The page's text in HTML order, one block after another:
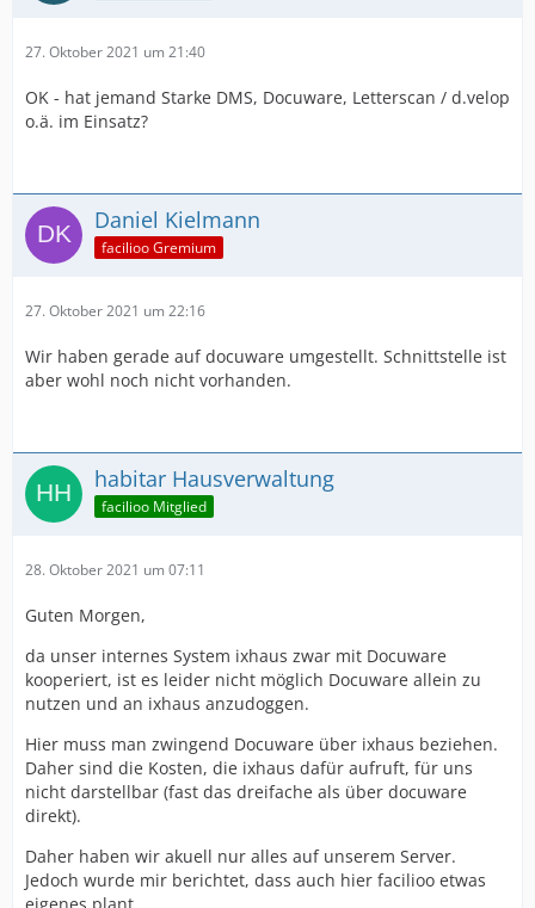
27. Oktober 2021 um 21:40
OK - hat jemand Starke DMS, Docuware, Letterscan / d.velop
o.ä. im Einsatz?
Daniel Kielmann
facilioo Gremium
27. Oktober 2021 um 22:16
Wir haben gerade auf docuware umgestellt. Schnittstelle ist
aber wohl noch nicht vorhanden.
habitar Hausverwaltung
facilioo Mitglied
28. Oktober 2021 um 07:11
Guten Morgen,
da unser internes System ixhaus zwar mit Docuware
kooperiert, ist es leider nicht möglich Docuware allein zu
nutzen und an ixhaus anzudoggen.
Hier muss man zwingend Docuware über ixhaus beziehen.
Daher sind die Kosten, die ixhaus dafür aufruft, für uns
nicht darstellbar (fast das dreifache als über docuware
direkt).
Daher haben wir akuell nur alles auf unserem Server.
Jedoch wurde mir berichtet, dass auch hier facilioo etwas